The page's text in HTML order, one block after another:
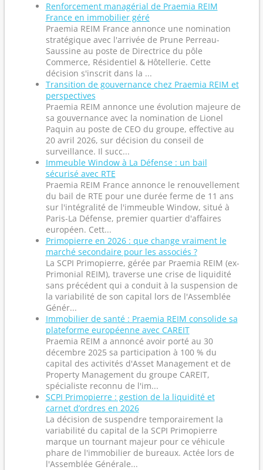
Renforcement managérial de Praemia REIM
France en immobilier géré
Praemia REIM France annonce une nomination
stratégique avec l'arrivée de Prune Perreau-
Saussine au poste de Directrice du pôle
Commerce, Résidentiel & Hôtellerie. Cette
décision s'inscrit dans la ...
Transition de gouvernance chez Praemia REIM et
perspectives
Praemia REIM annonce une évolution majeure de
sa gouvernance avec la nomination de Lionel
Paquin au poste de CEO du groupe, effective au
20 avril 2026, sur décision du conseil de
surveillance. Il succ...
Immeuble Window à La Défense : un bail
sécurisé avec RTE
Praemia REIM France annonce le renouvellement
du bail de RTE pour une durée ferme de 11 ans
sur l'intégralité de l'immeuble Window, situé à
Paris-La Défense, premier quartier d'affaires
européen. Cett...
Primopierre en 2026 : que change vraiment le
marché secondaire pour les associés ?
La SCPI Primopierre, gérée par Praemia REIM (ex-
Primonial REIM), traverse une crise de liquidité
sans précédent qui a conduit à la suspension de
la variabilité de son capital lors de l'Assemblée
Génér...
Immobilier de santé : Praemia REIM consolide sa
plateforme européenne avec CAREIT
Praemia REIM a annoncé avoir porté au 30
décembre 2025 sa participation à 100 % du
capital des activités d'Asset Management et de
Property Management du groupe CAREIT,
spécialiste reconnu de l'im...
SCPI Primopierre : gestion de la liquidité et
carnet d’ordres en 2026
La décision de suspendre temporairement la
variabilité du capital de la SCPI Primopierre
marque un tournant majeur pour ce véhicule
phare de l'immobilier de bureaux. Actée lors de
l'Assemblée Générale...